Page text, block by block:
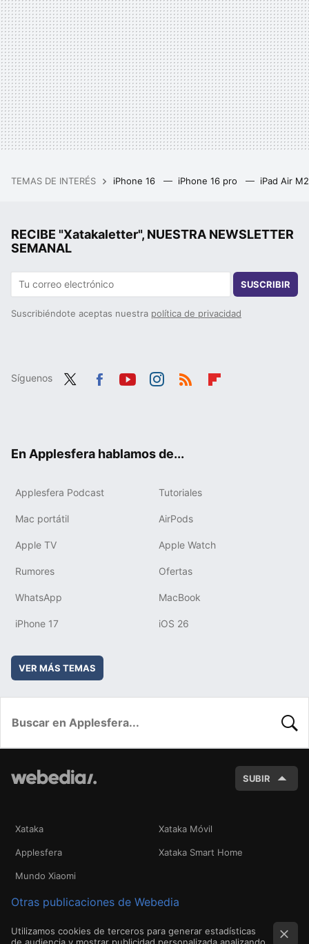
TEMAS DE INTERÉS iPhone 16 iPhone 16 pro iPad Air
RECIBE "Xatakaletter", NUESTRA NEWSLETTER
SEMANAL
SUSCRIBIR
Suscribiéndote aceptas nuestra política de privacidad
Síguenos
En Applesfera hablamos de...
Applesfera Podcast Tutoriales
Mac portátil AirPods
Apple TV Apple Watch
Rumores Ofertas
WhatsApp MacBook
iPhone 17 iOS 26
VER MÁS TEMAS
SUBIR
Xataka Xataka Móvil
Applesfera Xataka Smart Home
Mundo Xiaomi
Otras publicaciones de Webedia
Utilizamos cookies de terceros para generar estadísticas